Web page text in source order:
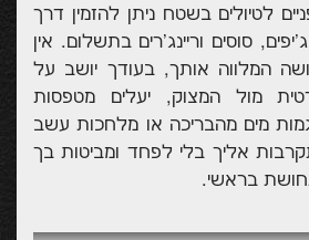
לטיולים בשטח ניתן להזמין דרך
סוסים וריינג'רים בתשלום. אין
המלווה אותך, בעודך יושב על
מול המצוק, יעלים מטפסות
מים מהבריכה או מלחכות עשב
אליך בלי לפחד ומביטות בך
בראשי.